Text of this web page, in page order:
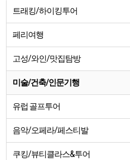
트래킹/하이킹투어
페리여행
고성/와인/맛집탐방
미술/건축/인문기행
유럽 골프투어
음악/오페라/페스티발
쿠킹/뷰티클라스&투어